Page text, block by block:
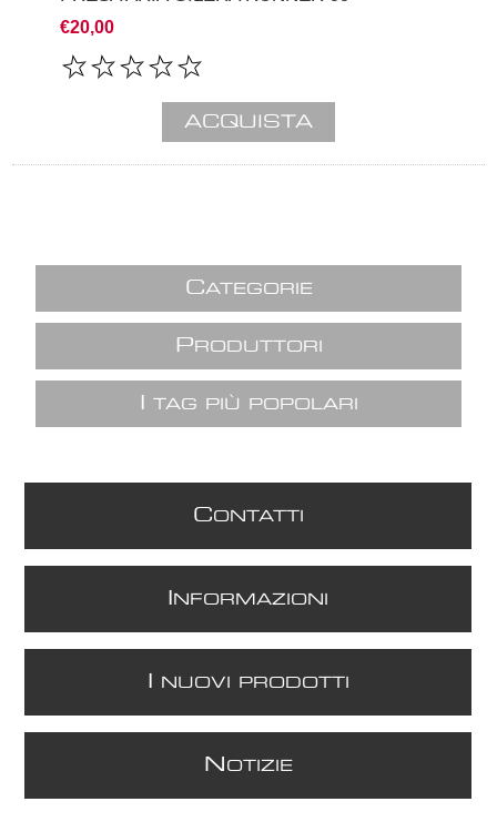
€20,00
CATEGORIE
P RODUTTORI
TAG PIÙ POPOLARI
CONTATTI
NFORMAZIONI
NUOVI PRODOTTI
N OTIZIE